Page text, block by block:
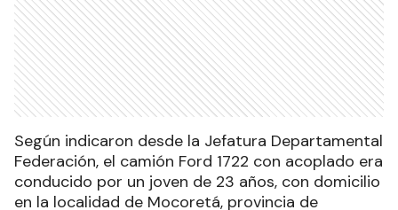
Según indicaron desde la Jefatura Departamental
Federación, el camión Ford 1722 con acoplado era
conducido por un joven de 23 años, con domicilio
en la localidad de Mocoretá, provincia de